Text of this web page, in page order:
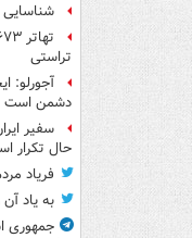
شناسایی و بازداشت
تراستی
آجورلو:
دشمن است
سفیر
حال تکرار
فریاد
به یاد
جمهوری